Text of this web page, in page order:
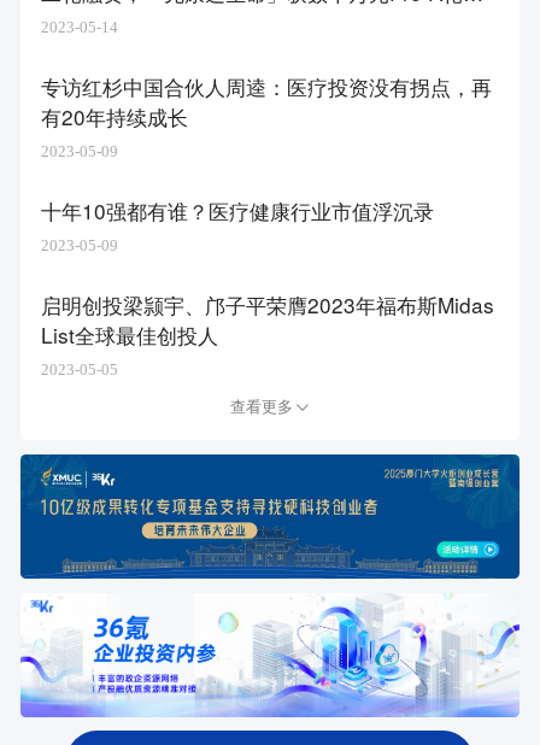
资
2023-05-14
专访红杉中国合伙人周逵：医疗投资没有拐点，再
有20年持续成长
2023-05-09
十年10强都有谁？医疗健康行业市值浮沉录
2023-05-09
启明创投梁颕宇、邝子平荣膺2023年福布斯Midas
List全球最佳创投人
2023-05-05
查看更多